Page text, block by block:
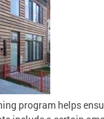
program helps